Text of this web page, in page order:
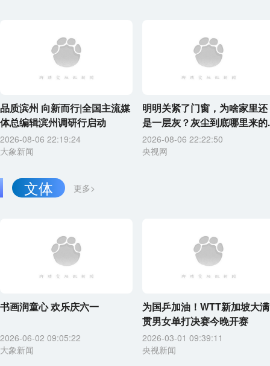
品质滨州 向新而行|全国主流媒
体总编辑滨州调研行启动
2026-08-06 22:19:24
大象新闻
明明关紧了门窗，为啥家里还
是一层灰？灰尘到底哪里来的
2026-08-06 22:22:50
央视网
更多>
文体
书画润童心 欢乐庆六一
2026-06-02 09:05:22
大象新闻
为国乒加油！WTT新加坡大满
贯男女单打决赛今晚开赛
2026-03-01 09:39:11
央视新闻